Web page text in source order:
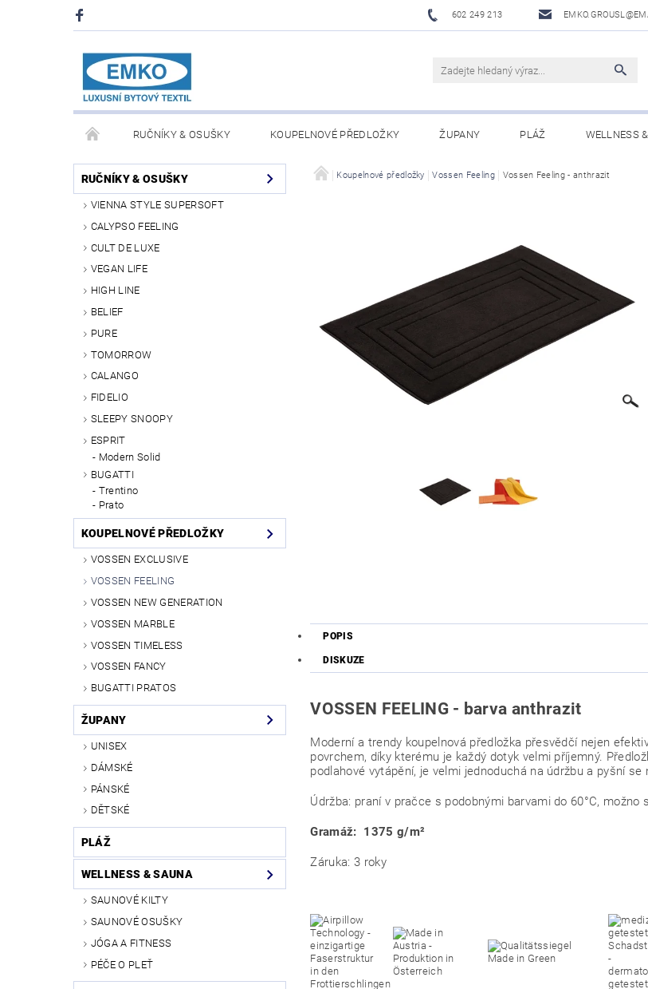
602 249 213
RUČNÍKY & OSUŠKY KOUPELNOVÉ PŘEDLOŽKY ŽUPANY PLÁŽ WELLNESS
PŘIKRÝVKY & POLŠTÁŘE DEKY A PLÉDY UBRUSY A UTĚRKY EKELUND DĚTI
RUČNÍKY & OSUŠKY
VIENNA STYLE SUPERSOFT
CALYPSO FEELING
CULT DE LUXE
VEGAN LIFE
HIGH LINE
BELIEF
PURE
TOMORROW
CALANGO
FIDELIO
SLEEPY SNOOPY
ESPRIT
Modern Solid
BUGATTI
Trentino
Prato
KOUPELNOVÉ PŘEDLOŽKY
VOSSEN EXCLUSIVE
VOSSEN FEELING
VOSSEN NEW GENERATION
VOSSEN MARBLE
VOSSEN TIMELESS
VOSSEN FANCY
BUGATTI PRATOS
ŽUPANY
UNISEX
DÁMSKÉ
PÁNSKÉ
DĚTSKÉ
PLÁŽ
WELLNESS & SAUNA
SAUNOVÉ KILTY
SAUNOVÉ OSUŠKY
JÓGA A FITNESS
PÉČE O PLEŤ
Koupelnové předložky Vossen Feeling Vossen Feeling - anthrazit
POPIS
DISKUZE
VOSSEN FEELING - barva anthrazit
Moderní a trendy koupelnová předložka přesvědčí nejen
povrchem, díky kterému je každý dotyk velmi příjemný.
podlahové vytápění, je velmi jednoduchá na údržbu a pyšní se
Údržba: praní v pračce s podobnými barvami do 60°C, možno
Gramáž: 1375 g/m²
Záruka: 3 roky